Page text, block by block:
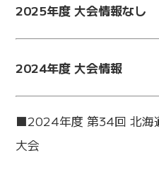
2025年度 大会情報なし
2024年度 大会情報
■2024年度 第34回 北海
大会